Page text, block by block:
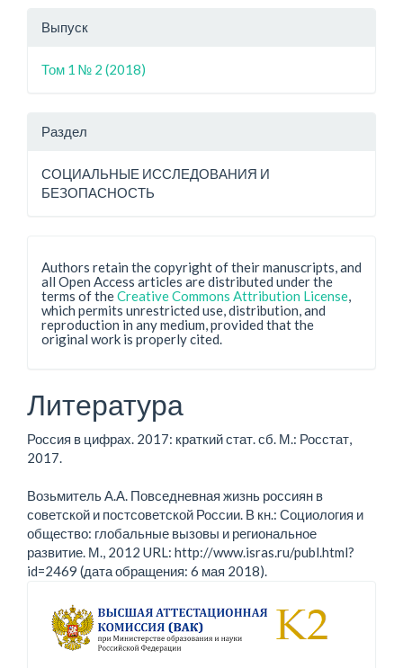
Выпуск
Том 1 № 2 (2018)
Раздел
СОЦИАЛЬНЫЕ ИССЛЕДОВАНИЯ И
БЕЗОПАСНОСТЬ
Authors retain the copyright of their manuscripts, and
all Open Access articles are distributed under the
terms of theCreative Commons Attribution License
which permits unrestricted use, distribution, and
reproduction in any medium, provided that the
original work is properly cited.
Литература
Россия в цифрах. 2017: краткий стат. сб. М.: Росстат,
2017.
Возьмитель А.А. Повседневная жизнь россиян в
советской и постсоветской России. В кн.: Социология и
общество: глобальные вызовы и региональное
развитие. М., 2012 URL: http://www.isras.ru/publ.html?
id=2469 (дата обращения: 6 мая 2018).